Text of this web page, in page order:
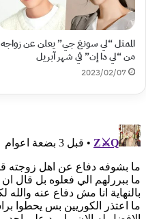
الممثل “لي سونغ جي” يعلن عن زواجه
من “لي دا إن” في شهر آبريل
2023/02/07